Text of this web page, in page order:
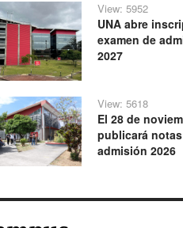
View: 5952
UNA abre
examen de
2027
View: 5618
El 28 de
publicará
admisión 2026